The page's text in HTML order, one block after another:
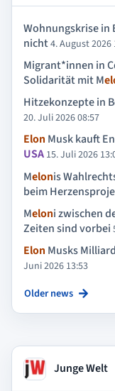
Wohnungskrise in
nicht4. August 2026
Mi­gran­t*in­nen in
Solidarität mit M
Hitzekonzepte in
20. Juli 2026 08:57
Elon Musk kauft
USA 15. Juli 2026
Melonis
beim
Meloni zwischen
Zeiten sind vorbei
Elon Musks
Juni 2026 13:53
Older news
Junge Welt